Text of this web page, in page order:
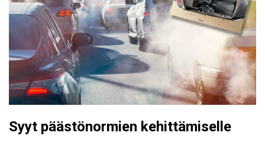
Syyt päästönormien kehittämiselle